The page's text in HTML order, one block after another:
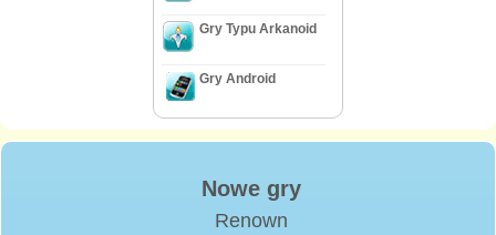
Gry Typu Arkanoid
Gry Android
Nowe gry
Renown